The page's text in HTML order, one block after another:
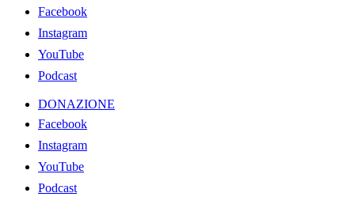
Facebook
Instagram
YouTube
Podcast
DONAZIONE
Facebook
Instagram
YouTube
Podcast